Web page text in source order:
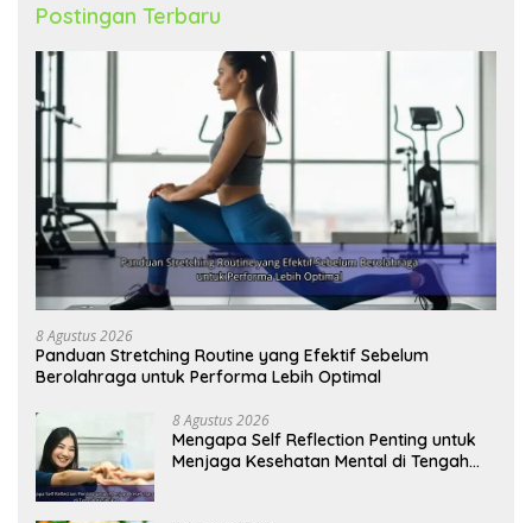
Postingan Terbaru
8 Agustus 2026
Panduan Stretching Routine yang Efektif Sebelum
Berolahraga untuk Performa Lebih Optimal
8 Agustus 2026
Mengapa Self Reflection Penting untuk
Menjaga Kesehatan Mental di Tengah